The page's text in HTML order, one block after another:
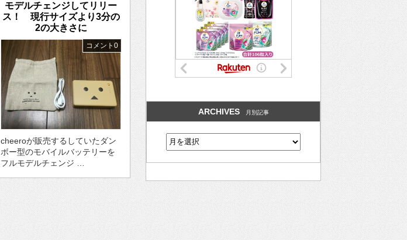
モデルチェンジしてリリー
ス！ 現行サイズより3分の
2の大きさに
コメント0
cheeroが販売するしていたダン
ボー型のモバイルバッテリーを
フルモデルチェンジ …
ARCHIVES 月別記事